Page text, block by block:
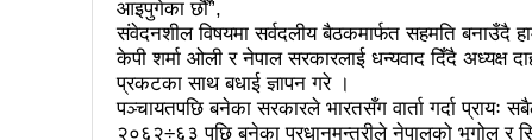
२८५ कैदीबन्दीलाई जेलबाहिर बस्ने
भरतपुर महानगरपालिकाद्धारा
राजश्व संकलनमा करिब १७
आइपुगेका छौँ”,
संवेदनशील विषयमा सर्वदलीय बैठकमार्फत सहमति बनाउँदै
केपी शर्मा ओली र नेपाल सरकारलाई धन्यवाद दिँदै
प्रकटका साथ बधाई ज्ञापन गरे ।
पञ्चायतपछि बनेका सरकारले भारतसँग वार्ता गर्दा प्रायः
२०६२÷६३ पछि बनेका प्रधानमन्त्रीले नेपालको भूगोल र